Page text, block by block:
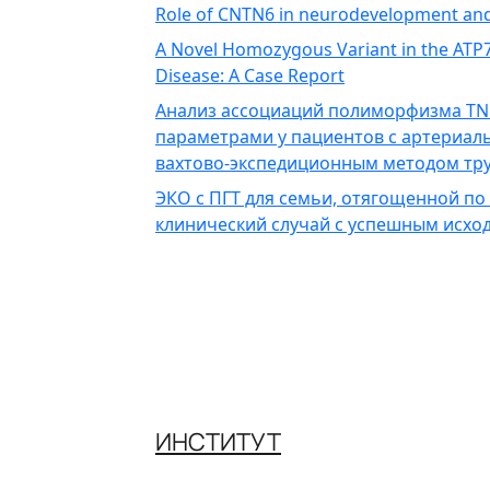
Role of CNTN6 in neurodevelopment
A Novel Homozygous Variant in the
Disease: A Case Report
Анализ ассоциаций полиморфизма
параметрами у пациентов с
вахтово-экспедиционным методом
ЭКО с ПГТ для семьи, отягощенной по
клинический случай с успешным
ИНСТИТУТ